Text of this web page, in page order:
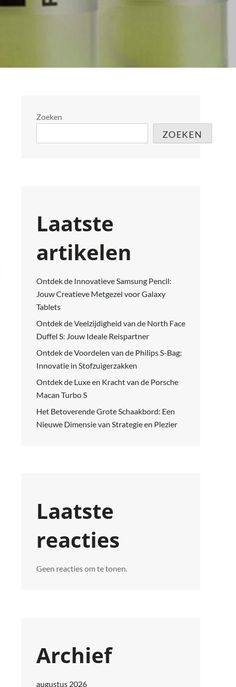
Zoeken
ZOEKEN
Laatste
artikelen
Ontdek de Innovatieve Samsung Pencil:
Jouw Creatieve Metgezel voor Galaxy
Tablets
Ontdek de Veelzijdigheid van de North Face
Duffel S: Jouw Ideale Reispartner
Ontdek de Voordelen van de Philips S-Bag:
Innovatie in Stofzuigerzakken
Ontdek de Luxe en Kracht van de Porsche
Macan Turbo S
Het Betoverende Grote Schaakbord: Een
Nieuwe Dimensie van Strategie en Plezier
Laatste
reacties
Geen reacties om te tonen.
Archief
augustus 2026